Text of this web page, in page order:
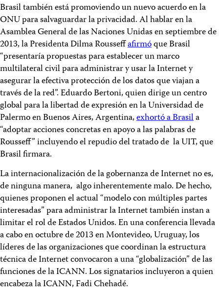
Brasil también está promoviendo un nuevo acuerdo en la
ONU para salvaguardar la privacidad. Al hablar en la
Asamblea General de las Naciones Unidas en septiembre de
2013, la Presidenta Dilma Rousseffafirmóque Brasil
“presentaría propuestas para establecer un marco
multilateral civil para administrar y usar la Internet y
asegurar la efectiva protección de los datos que viajan a
través de la red”. Eduardo Bertoni, quien dirige un centro
global para la libertad de expresión en la Universidad de
Palermo en Buenos Aires, Argentina,exhortó a Brasila
“adoptar acciones concretas en apoyo a las palabras de
Rousseff” incluyendo el repudio del tratado de la UIT, que
Brasil firmara.
La internacionalización de la gobernanza de Internet no es,
de ninguna manera, algo inherentemente malo. De hecho,
quienes proponen el actual “modelo con múltiples partes
interesadas” para administrar la Internet también instan a
limitar el rol de Estados Unidos. En una conferencia llevada
a cabo en octubre de 2013 en Montevideo, Uruguay, los
líderes de las organizaciones que coordinan la estructura
técnica de Internet convocaron a una “globalización” de las
funciones de la ICANN. Los signatarios incluyeron a quien
encabeza la ICANN, Fadi Chehadé.